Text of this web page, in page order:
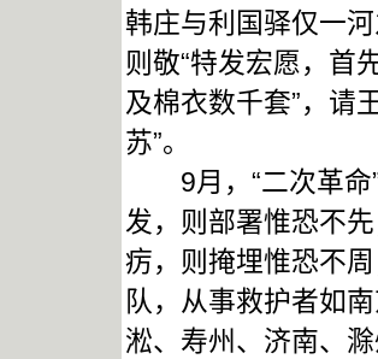
韩庄与利国驿仅一
则敬“特发宏愿，首
及棉衣数千套”，请
苏”。
9月，“二次革命”
发，则部署惟恐不
疠，则掩埋惟恐不
队，从事救护者如
淞、寿州、济南、